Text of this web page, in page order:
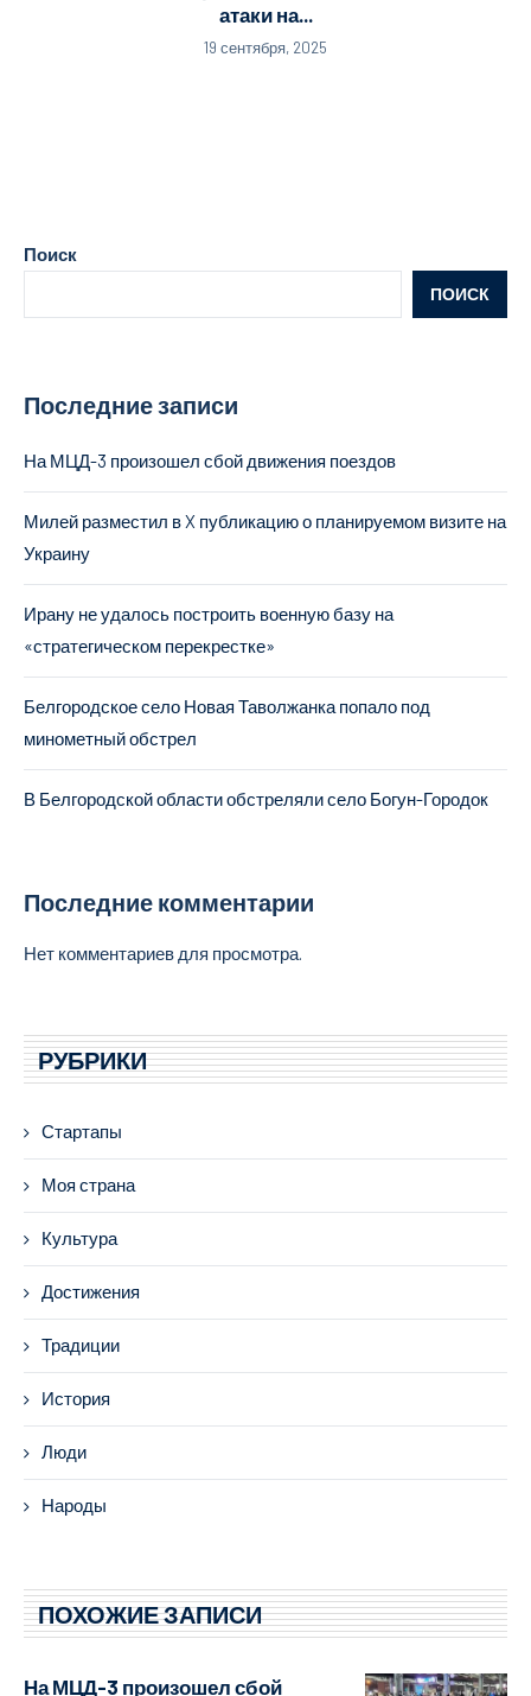
атаки на...
19 сентября, 2025
Поиск
ПОИСК
Последние записи
На МЦД-3 произошел сбой движения поездов
Милей разместил в X публикацию о планируемом визите на
Украину
Ирану не удалось построить военную базу на
«стратегическом перекрестке»
Белгородское село Новая Таволжанка попало под
минометный обстрел
В Белгородской области обстреляли село Богун-Городок
Последние комментарии
Нет комментариев для просмотра.
РУБРИКИ
Стартапы
Моя страна
Культура
Достижения
Традиции
История
Люди
Народы
ПОХОЖИЕ ЗАПИСИ
На МЦД-3 произошел сбой